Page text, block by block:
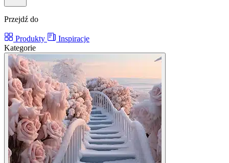
Przejdź do
Produkty
Inspiracje
Kategorie